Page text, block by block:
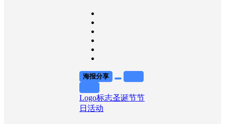
海报分享
Logo标志圣诞节节
日活动